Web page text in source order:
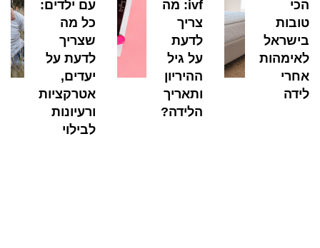
הכי
טובות
בישראל
לאימהות
אחרי
לידה
ivf: מה
צריך
לדעת
על גיל
ההיריון
ותאריך
הלידה?
עם ילדים:
כל מה
שצריך
לדעת על
יעדים,
אטרקציות
ורעיונות
לבילוי